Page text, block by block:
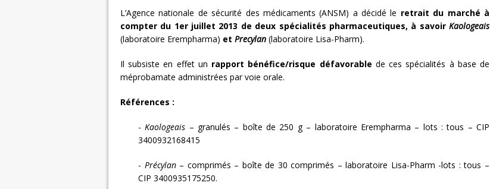
L’Agence nationale de sécurité des médicaments (ANSM) a décidé le retrait du marché à
compter du 1er juillet 2013 de deux spécialités pharmaceutiques, à savoir Kaologeais
(laboratoire Erempharma) et Precylan (laboratoire Lisa-Pharm).
Il subsiste en effet un rapport bénéfice/risque défavorable de ces spécialités à base de
méprobamate administrées par voie orale.
Références :
- Kaologeais – granulés – boîte de 250 g – laboratoire Erempharma – lots : tous – CIP
3400932168415
- Précylan– comprimés – boîte de 30 comprimés – laboratoire Lisa-Pharm -lots : tous –
CIP 3400935175250.